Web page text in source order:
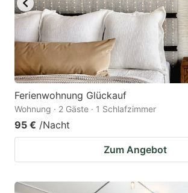
Ferienwohnung Glückauf
Wohnung · 2 Gäste · 1 Schlafzimmer
95 € /Nacht
Zum Angebot